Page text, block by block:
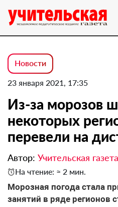
Новости
23 января 2021, 17:35
Из-за морозов
некоторых
перевели на
Автор: Учительская
На чтение: ≈ 2 мин.
Морозная погода стала
занятий в ряде регионов